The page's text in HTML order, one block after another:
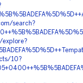
search?
10?